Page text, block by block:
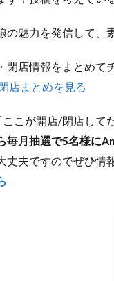
の魅力を発信して、
閉店情報をまとめて
店まとめを見る
こが開店/閉店して
毎月抽選で5名様に
丈夫ですのでぜひ情